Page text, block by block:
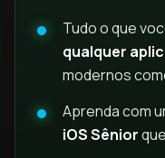
Tudo o que
qualquer
modernos
Aprenda com
iOS Sênior